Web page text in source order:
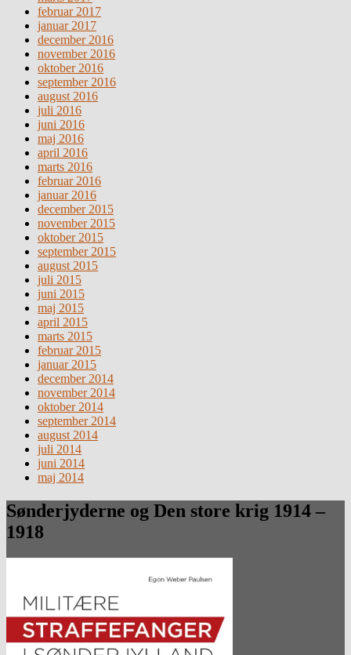
februar 2017
januar 2017
december 2016
november 2016
oktober 2016
september 2016
august 2016
juli 2016
juni 2016
maj 2016
april 2016
marts 2016
februar 2016
januar 2016
december 2015
november 2015
oktober 2015
september 2015
august 2015
juli 2015
juni 2015
maj 2015
april 2015
marts 2015
februar 2015
januar 2015
december 2014
november 2014
oktober 2014
september 2014
august 2014
juli 2014
juni 2014
maj 2014
Sønderjyderne og Den store krig 1914 –
1918